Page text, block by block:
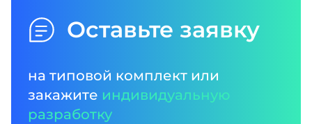
Оставьте заявку
на типовой комплект или
закажите индивидуальную
разработку